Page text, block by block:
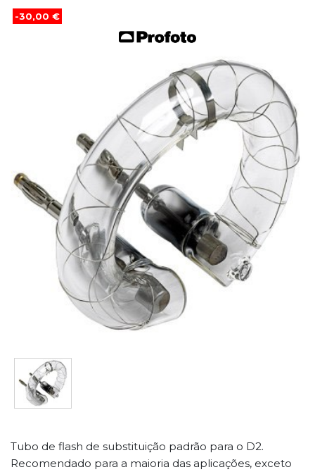
-30,00 €
Tubo de flash de substituição padrão para o D2.
Recomendado para a maioria das aplicações, exceto